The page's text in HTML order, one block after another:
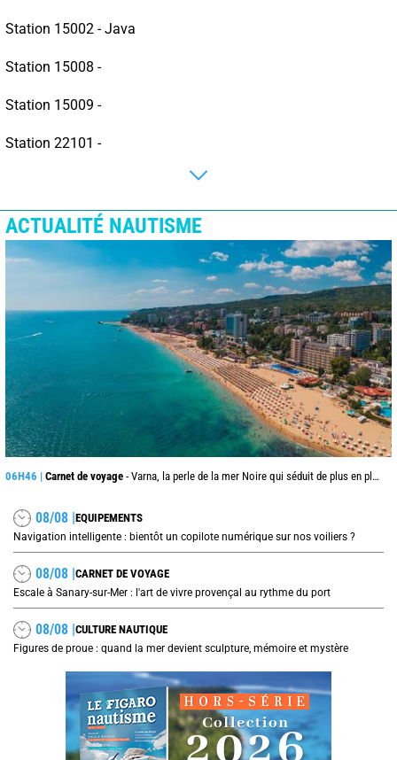
Station 15002 - Java
Station 15008 -
Station 15009 -
Station 22101 -
ACTUALITÉ NAUTISME
06H46 | Carnet de voyage - Varna, la perle de la mer Noire qui séduit de plus en plus les voyageurs cet été
08/08 |EQUIPEMENTS
Navigation intelligente : bientôt un copilote numérique sur nos voiliers ?
08/08 |CARNET DE VOYAGE
Escale à Sanary-sur-Mer : l'art de vivre provençal au rythme du port
08/08 |CULTURE NAUTIQUE
Figures de proue : quand la mer devient sculpture, mémoire et mystère